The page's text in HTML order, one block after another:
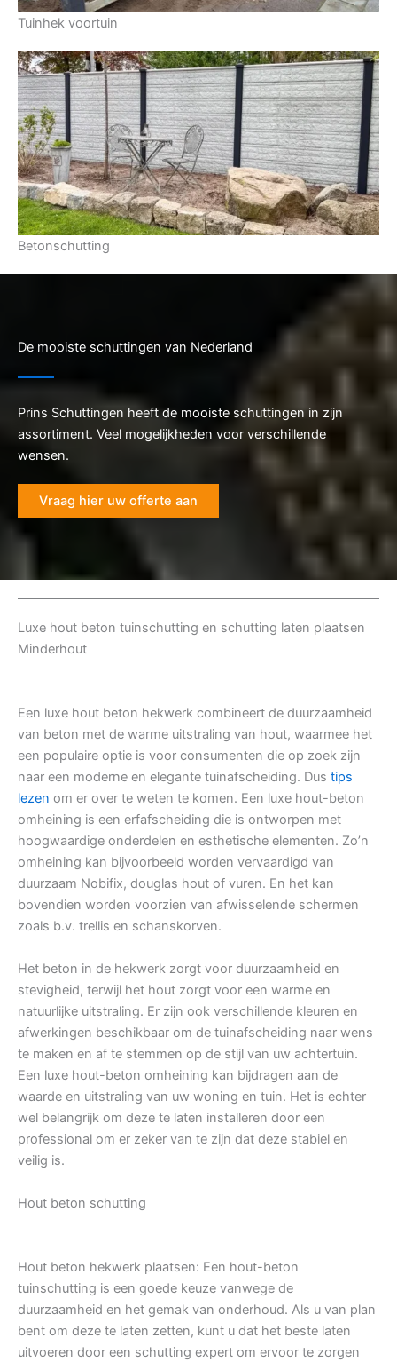
Tuinhek voortuin
Betonschutting
De mooiste schuttingen van Nederland
Prins Schuttingen heeft de mooiste schuttingen in zijn
assortiment. Veel mogelijkheden voor verschillende
wensen.
Vraag hier uw offerte aan
Luxe hout beton tuinschutting en schutting laten plaatsen
Minderhout
Een luxe hout beton hekwerk combineert de duurzaamheid
van beton met de warme uitstraling van hout, waarmee het
een populaire optie is voor consumenten die op zoek zijn
naar een moderne en elegante tuinafscheiding. Dus tips
lezen om er over te weten te komen. Een luxe hout-beton
omheining is een erfafscheiding die is ontworpen met
hoogwaardige onderdelen en esthetische elementen. Zo’n
omheining kan bijvoorbeeld worden vervaardigd van
duurzaam Nobifix, douglas hout of vuren. En het kan
bovendien worden voorzien van afwisselende schermen
zoals b.v. trellis en schanskorven.
Het beton in de hekwerk zorgt voor duurzaamheid en
stevigheid, terwijl het hout zorgt voor een warme en
natuurlijke uitstraling. Er zijn ook verschillende kleuren en
afwerkingen beschikbaar om de tuinafscheiding naar wens
te maken en af te stemmen op de stijl van uw achtertuin.
Een luxe hout-beton omheining kan bijdragen aan de
waarde en uitstraling van uw woning en tuin. Het is echter
wel belangrijk om deze te laten installeren door een
professional om er zeker van te zijn dat deze stabiel en
veilig is.
Hout beton schutting
Hout beton hekwerk plaatsen: Een hout-beton
tuinschutting is een goede keuze vanwege de
duurzaamheid en het gemak van onderhoud. Als u van plan
bent om deze te laten zetten, kunt u dat het beste laten
uitvoeren door een schutting expert om ervoor te zorgen